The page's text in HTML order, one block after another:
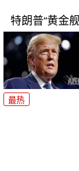
特朗普“黄金
最热